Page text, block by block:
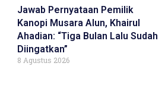
Jawab Pernyataan Pemilik
Kanopi Musara Alun, Khairul
Ahadian: “Tiga Bulan Lalu Sudah
Diingatkan”
8 Agustus 2026